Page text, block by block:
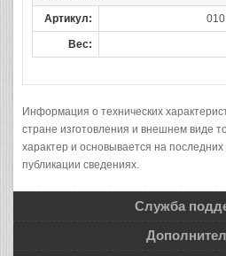
Артикул:
Вес:
Информация о технических
стране изготовления и внешнем виде
характер и основывается на
публикации сведениях.
Служба